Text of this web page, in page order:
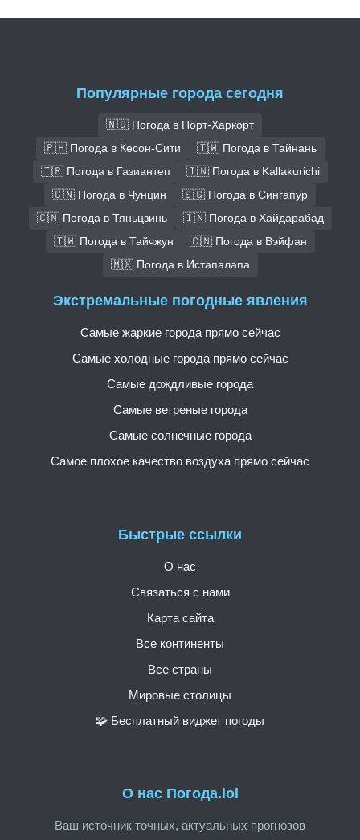
Популярные города сегодня
🇳🇬 Погода в Порт-Харкорт
🇵🇭 Погода в Кесон-Сити
🇹🇼 Погода в Тайнань
🇹🇷 Погода в Газиантеп
🇮🇳 Погода в Kallakurichi
🇨🇳 Погода в Чунцин
🇸🇬 Погода в Сингапур
🇨🇳 Погода в Тяньцзинь
🇮🇳 Погода в Хайдарабад
🇹🇼 Погода в Тайчжун
🇨🇳 Погода в Вэйфан
🇲🇽 Погода в Истапалапа
О нас Погода.lol
Ваш источник точных, актуальных прогнозов
Быстрые ссылки
О нас
Связаться с нами
Карта сайта
Все континенты
Все страны
Мировые столицы
🧩 Бесплатный виджет погоды
Экстремальные погодные явления
Самые жаркие города прямо сейчас
Самые холодные города прямо сейчас
Самые дождливые города
Самые ветреные города
Самые солнечные города
Самое плохое качество воздуха прямо сейчас